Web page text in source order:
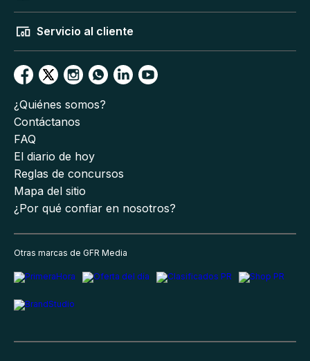
Servicio al cliente
¿Quiénes somos?
Contáctanos
FAQ
El diario de hoy
Reglas de concursos
Mapa del sitio
¿Por qué confiar en nosotros?
Otras marcas de GFR Media